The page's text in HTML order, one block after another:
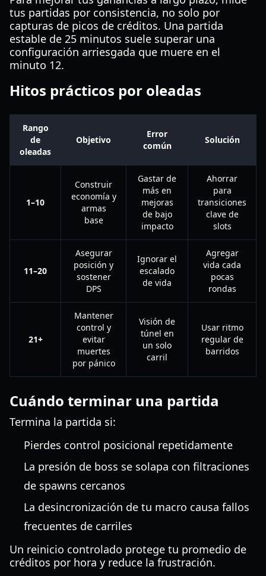
tus partidas por consistencia, no solo por
capturas de picos de créditos. Una partida
estable de 25 minutos suele superar una
configuración arriesgada que muere en el
minuto 12.
Hitos prácticos por oleadas
Rango
de
oleadas
Objetivo
Error
común
Solución
1–10
Construir
economía y
armas
base
Gastar de
más en
mejoras
de bajo
impacto
Ahorrar
para
transiciones
clave de
slots
11–20
Asegurar
posición y
sostener
DPS
Ignorar el
escalado
de vida
Agregar
vida cada
pocas
rondas
21+
Mantener
control y
evitar
muertes
por pánico
Visión de
túnel en
un solo
carril
Usar ritmo
regular de
barridos
Cuándo terminar una partida
Termina la partida si:
Pierdes control posicional repetidamente
La presión de boss se solapa con filtraciones
de spawns cercanos
La desincronización de tu macro causa fallos
frecuentes de carriles
Un reinicio controlado protege tu promedio de
créditos por hora y reduce la frustración.